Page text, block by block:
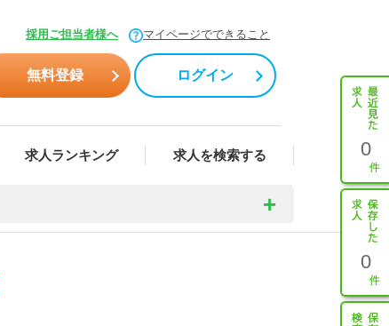
採用ご担当者様へ マイページでできること
無料登録 ログイン
求人ランキング 求人を検索する 0
0